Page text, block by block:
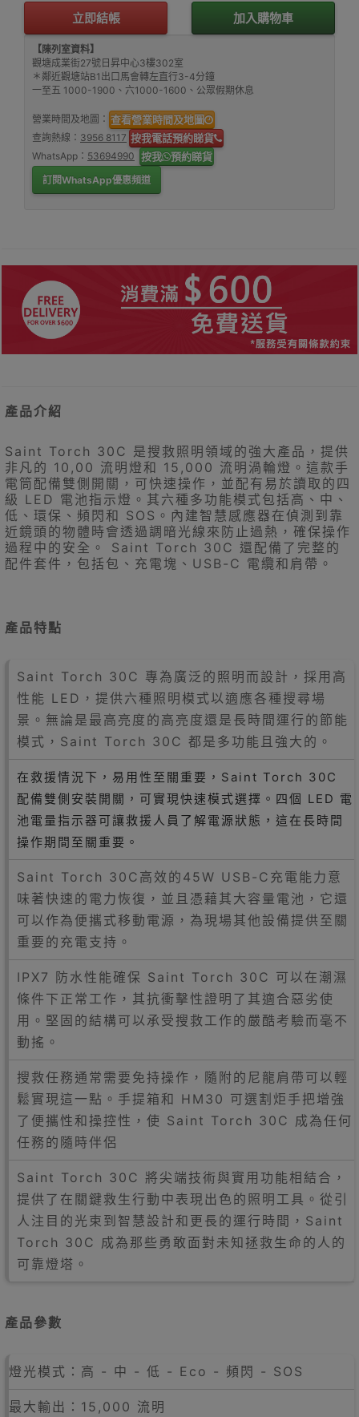
立即結帳 加入購物車
【陳列室資料】
觀塘成業街27號日昇中心3樓302室
＊鄰近觀塘站B1出口馬會轉左直行3-4分鐘
一至五 1000-1900、六1000-1600、公眾假期休息
營業時間及地圖： 查看營業時間及地圖
查詢熱線： 3956 8117 按我電話預約睇貨
WhatsApp： 53694990 按我 預約睇貨
訂閱WhatsApp優惠頻道
產品介紹
Saint Torch 30C 是搜救照明領域的強大產品，提供
非凡的 10,00 流明燈和 15,000 流明渦輪燈。這款手
電筒配備雙側開關，可快速操作，並配有易於讀取的四
級 LED 電池指示燈。其六種多功能模式包括高、中、
低、環保、頻閃和 SOS。內建智慧感應器在偵測到靠
近鏡頭的物體時會透過調暗光線來防止過熱，確保操作
過程中的安全。 Saint Torch 30C 還配備了完整的
配件套件，包括包、充電塊、USB-C 電纜和肩帶。
產品特點
Saint Torch 30C 專為廣泛的照明而設計，採用高
性能 LED，提供六種照明模式以適應各種搜尋場
景。無論是最高亮度的高亮度還是長時間運行的節能
模式，Saint Torch 30C 都是多功能且強大的。
在救援情況下，易用性至關重要，Saint Torch 30C
配備雙側安裝開關，可實現快速模式選擇。四個 LED 電
池電量指示器可讓救援人員了解電源狀態，這在長時間
操作期間至關重要。
Saint Torch 30C高效的45W USB-C充電能力意
味著快速的電力恢復，並且憑藉其大容量電池，它還
可以作為便攜式移動電源，為現場其他設備提供至關
重要的充電支持。
IPX7 防水性能確保 Saint Torch 30C 可以在潮濕
條件下正常工作，其抗衝擊性證明了其適合惡劣使
用。堅固的結構可以承受搜救工作的嚴酷考驗而毫不
動搖。
搜救任務通常需要免持操作，隨附的尼龍肩帶可以輕
鬆實現這一點。手提箱和 HM30 可選割炬手把增強
了便攜性和操控性，使 Saint Torch 30C 成為任何
任務的隨時伴侶
Saint Torch 30C 將尖端技術與實用功能相結合，
提供了在關鍵救生行動中表現出色的照明工具。從引
人注目的光束到智慧設計和更長的運行時間，Saint
Torch 30C 成為那些勇敢面對未知拯救生命的人的
可靠燈塔。
產品參數
燈光模式：高 - 中 - 低 - Eco - 頻閃 - SOS
最大輸出：15,000 流明